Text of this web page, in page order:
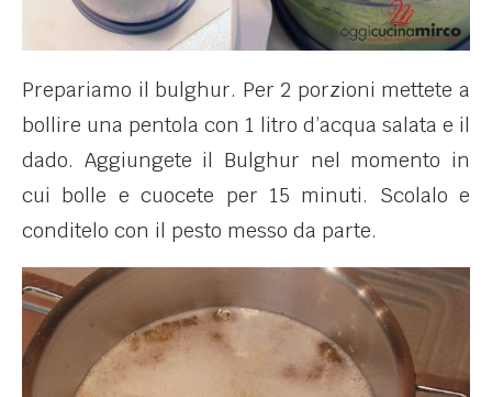
Prepariamo il bulghur. Per 2 porzioni mettete a
bollire una pentola con 1 litro d’acqua salata e il
dado. Aggiungete il Bulghur nel momento in
cui bolle e cuocete per 15 minuti. Scolalo e
conditelo con il pesto messo da parte.